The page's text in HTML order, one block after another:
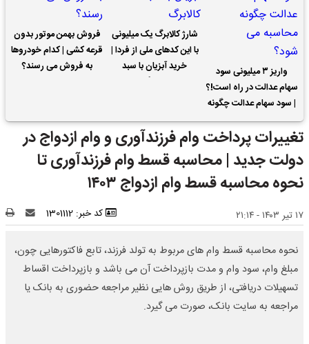
واریز ۳ میلیونی سود
سهام عدالت در راه است!؟
| سود سهام عدالت چگونه
محاسبه می شود؟
شارژ کالابرگ یک میلیونی
با این کدهای ملی از فردا |
خرید آبزیان با سبد
فروش بهمن موتور بدون
قرعه کشی | کدام خودروها
به فروش می رسند؟
تغییرات پرداخت وام فرزندآوری و وام ازدواج در
دولت جدید | محاسبه قسط وام فرزندآوری تا
نحوه محاسبه قسط وام ازدواج ۱۴۰۳
۱۷ تیر ۱۴۰۳ - ۲۱:۱۴ کد خبر: 1301112
نحوه محاسبه قسط وام های مربوط به تولد فرزند، تابع فاکتورهایی چون،
مبلغ وام، سود وام و مدت بازپرداخت آن می باشد و بازپرداخت اقساط
تسهیلات دریافتی، از طریق روش هایی نظیر مراجعه حضوری به بانک یا
مراجعه به سایت بانک، صورت می گیرد.